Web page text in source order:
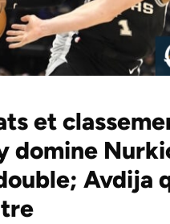
et
domine
Avdija